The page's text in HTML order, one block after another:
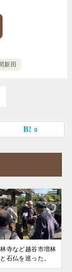
新田
0
寺など越谷市増林
石仏を巡った。